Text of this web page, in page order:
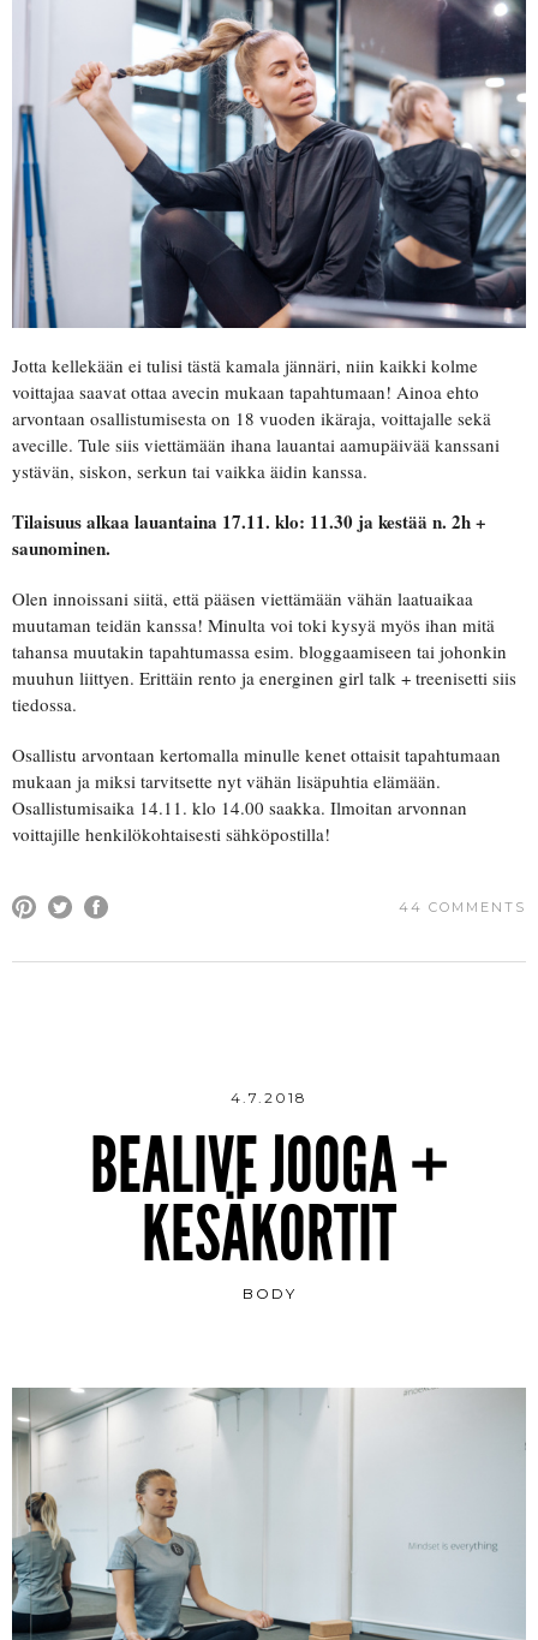
Jotta kellekään ei tulisi tästä kamala jännäri, niin kaikki kolme
voittajaa saavat ottaa avecin mukaan tapahtumaan! Ainoa ehto
arvontaan osallistumisesta on 18 vuoden ikäraja, voittajalle sekä
avecille. Tule siis viettämään ihana lauantai aamupäivää kanssani
ystävän, siskon, serkun tai vaikka äidin kanssa.
Tilaisuus alkaa lauantaina 17.11. klo: 11.30 ja kestää n. 2h +
saunominen.
Olen innoissani siitä, että pääsen viettämään vähän laatuaikaa
muutaman teidän kanssa! Minulta voi toki kysyä myös ihan mitä
tahansa muutakin tapahtumassa esim. bloggaamiseen tai johonkin
muuhun liittyen. Erittäin rento ja energinen girl talk + treenisetti siis
tiedossa.
Osallistu arvontaan kertomalla minulle kenet ottaisit tapahtumaan
mukaan ja miksi tarvitsette nyt vähän lisäpuhtia elämään.
Osallistumisaika 14.11. klo 14.00 saakka. Ilmoitan arvonnan
voittajille henkilökohtaisesti sähköpostilla!
44 COMMENTS
4.7.2018
BEALIVE JOOGA +
KESÄKORTIT
BODY